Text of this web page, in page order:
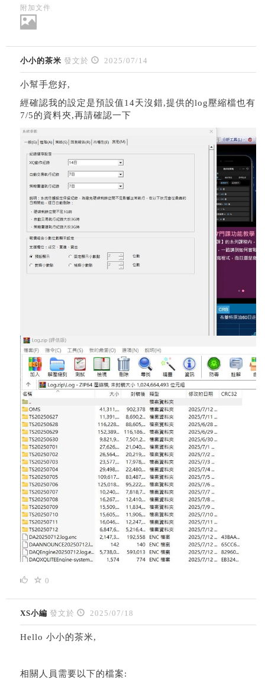
附加文件
小小的茶米 發文於 2025/07/14
小幫手您好,
經確認我的設定是預設值14天沒錯,提供的log壓縮檔也有
7/5的資料夾,再請確認一下
0
XS小編 發文於 2025/07/18
Hello 小小的茶米,
相關人員需要以下的檔案: